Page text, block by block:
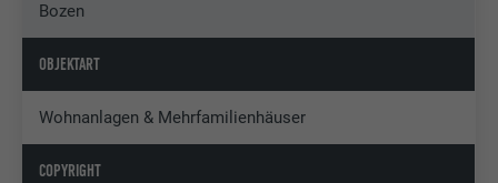
Bozen
OBJEKTART
Wohnanlagen & Mehrfamilienhäuser
COPYRIGHT